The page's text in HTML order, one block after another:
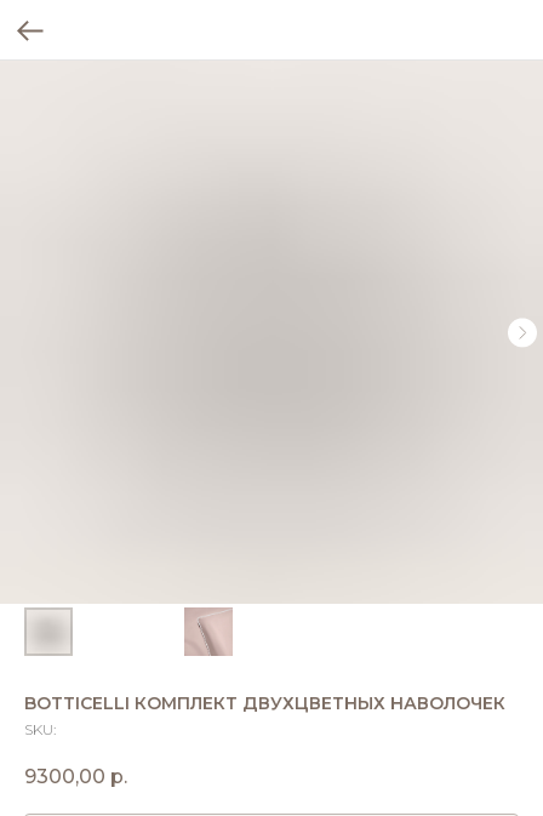
BOTTICELLI КОМПЛЕКТ ДВУХЦВЕТНЫХ НАВОЛОЧЕК
SKU:
9300,00 р.